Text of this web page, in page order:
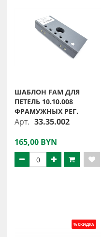
ШАБЛОН FAM ДЛЯ
ПЕТЕЛЬ 10.10.008
ФРАМУЖНЫХ РЕГ.
Арт. 33.35.002
165,00 BYN